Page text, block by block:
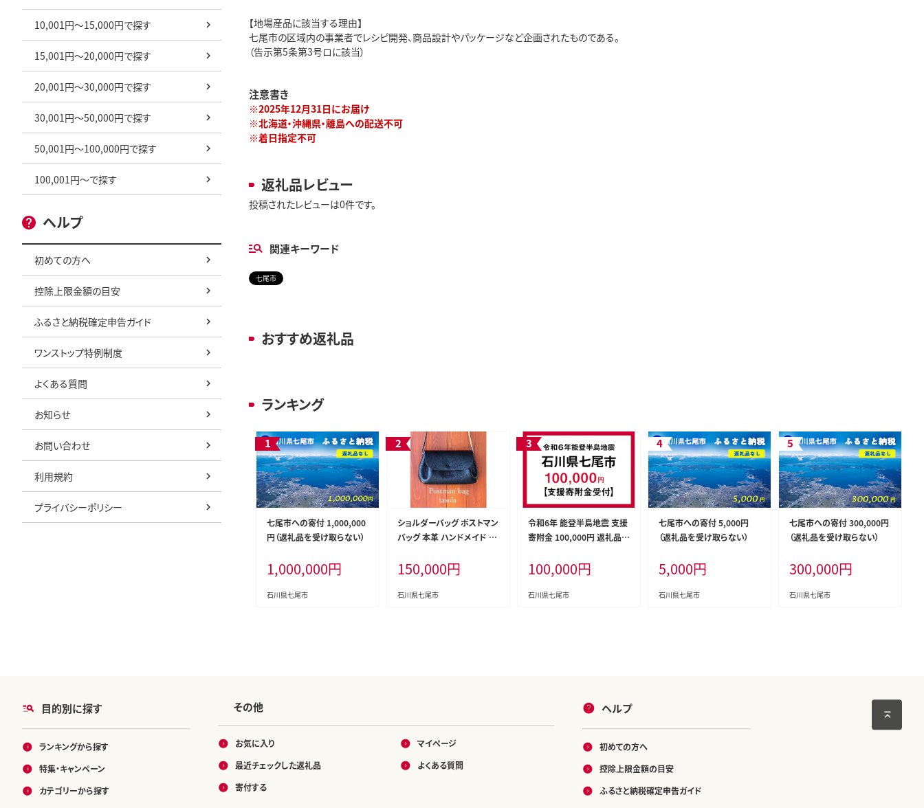
10,001円～15,000円で探す
15,001円～20,000円で探す
20,001円～30,000円で探す
30,001円～50,000円で探す
50,001円～100,000円で探す
100,001円～で探す
ヘルプ
初めての方へ
控除上限金額の目安
ふるさと納税確定申告ガイド
ワンストップ特例制度
よくある質問
お知らせ
お問い合わせ
利用規約
プライバシーポリシー
【地場産品に該当する理由】
七尾市の区域内の事業者でレシピ開発、商品設計やパッケージなど企画されたものである。
（告示第5条第3号ロに該当）
注意書き
※2025年12月31日にお届け
※北海道・沖縄県・離島への配送不可
※着日指定不可
返礼品レビュー
投稿されたレビューは0件です。
関連キーワード
七尾市
おすすめ返礼品
ランキング
七尾市への寄付 1,000,000
円（返礼品を受け取らない）
1,000,000円
石川県七尾市
ショルダーバッグ ポストマン
バッグ 本革 ハンドメイド 鞄
150,000円
石川県七尾市
令和6年 能登半島地震 支援
寄附金 100,000円 返礼品な
100,000円
石川県七尾市
七尾市への寄付 5,000円
（返礼品を受け取らない）
5,000円
石川県七尾市
七尾市への寄付 300,000円
（返礼品を受け取らない）
300,000円
石川県七尾市
目的別に探す
ランキングから探す
特集・キャンペーン
カテゴリーから探す
その他
お気に入り
最近チェックした返礼品
寄付する
マイページ
よくある質問
ヘルプ
初めての方へ
控除上限金額の目安
ふるさと納税確定申告ガイド